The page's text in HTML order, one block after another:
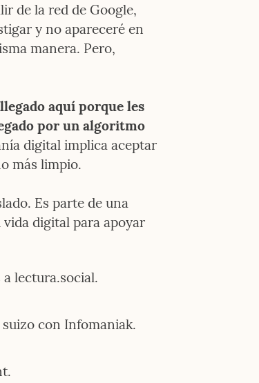
de la red de Google,
y no apareceré en
manera. Pero,
aquí porque les
por un algoritmo
digital implica aceptar
más limpio.
Es parte de una
digital para apoyar
lectura.social.
con Infomaniak.